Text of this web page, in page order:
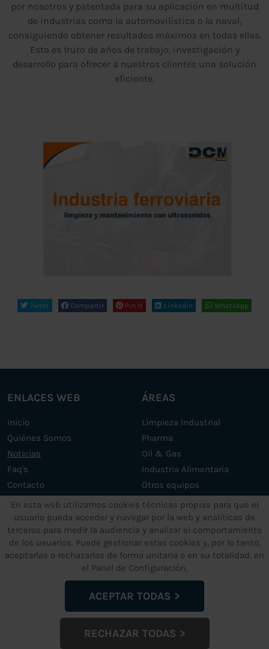
por nosotros y patentada para su aplicación en multitud
de industrias como la automovilística o la naval,
consiguiendo obtener resultados máximos en todas ellas.
Esto es fruto de años de trabajo, investigación y
desarrollo para ofrecer a nuestros clientes una solución
eficiente.
Tweet Compartir Pin it Linkedin WhatsApp
En esta web utilizamos cookies técnicas propias para que el
usuario pueda acceder y navegar por la web y analíticas de
terceros para medir la audiencia y analizar el comportamiento
de los usuarios. Puede gestionar estas cookies y, por lo tanto,
aceptarlas o rechazarlas de forma unitaria o en su totalidad, en
el Panel de Configuración.
ACEPTAR TODAS
RECHAZAR TODAS
ENLACES WEB
Inicio
Quiénes Somos
Noticias
Faq's
Contacto
ÁREAS
Limpieza Industrial
Pharma
Oil & Gas
Industria Alimentaria
Otros equipos
Servicios
OTROS SERVICIOS
Soporte y mantenimiento
Máquinas de ultrasonidos a
TEXTOS LEGALES
Aviso Legal
Política de Privacidad de
Datos
Política de Cookies
Configuración de Cookies